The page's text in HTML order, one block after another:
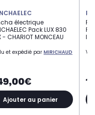
électrique
Pack LUX 830
- CHARIOT MONCEAU
et expédié par MIRICHAUD
Ajouter au panier